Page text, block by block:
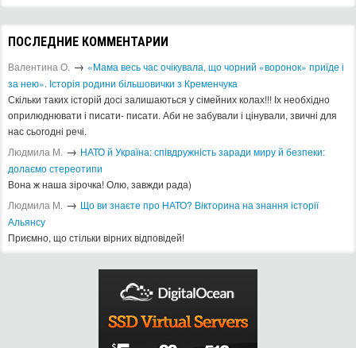
ПОСЛЕДНИЕ КОММЕНТАРИИ
Валентина О. → «Мама весь час очікувала, що чорний «воронок» приїде і
за нею». Історія родини більшовички з Кременчука
Скільки таких історій досі залишаються у сімейних колах!!! Іх необхідно
оприлюднювати і писати- писати. Аби не забували і цінували, звичні для
нас сьогодні речі.
Людмила М. → ​НАТО й Україна: співдружність заради миру й безпеки:
долаємо стереотипи
Вона ж наша зірочка! Олю, завжди рада)
Людмила М. → Що ви знаєте про НАТО? Вікторина на знання історії
Альянсу ​
Приємно, що стільки вірних відповідей!